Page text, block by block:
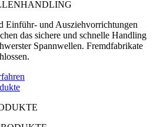
Einführ- und Ausziehvorrichtungen
das sichere und schnelle Handling
Spannwellen. Fremdfabrikate